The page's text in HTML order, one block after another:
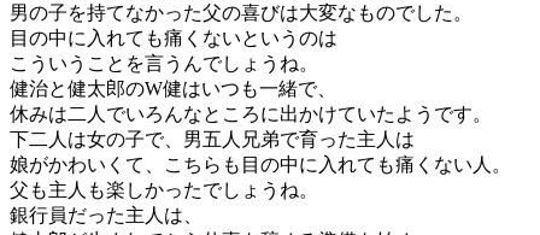
男の子を持てなかった父の喜びは大変なものでした。
目の中に入れても痛くないというのは
こういうことを言うんでしょうね。
健治と健太郎のW健はいつも一緒で、
休みは二人でいろんなところに出かけていたようです。
下二人は女の子で、男五人兄弟で育った主人は
娘がかわいくて、こちらも目の中に入れても痛くない人。
父も主人も楽しかったでしょうね。
銀行員だった主人は、